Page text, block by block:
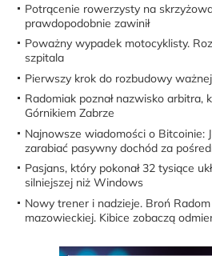
Potrącenie rowerzysty na
prawdopodobnie zawinił
Poważny wypadek motocyklisty.
szpitala
Pierwszy krok do rozbudowy
Radomiak poznał nazwisko arbitra,
Górnikiem Zabrze
Najnowsze wiadomości o Bitcoinie:
zarabiać pasywny dochód za
Pasjans, który pokonał 32 tysiące
silniejszej niż Windows
Nowy trener i nadzieje. Broń
mazowieckiej. Kibice zobaczą